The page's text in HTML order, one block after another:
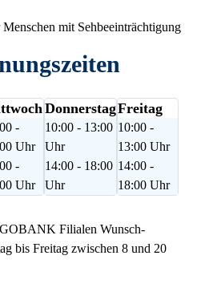
Menschen mit Sehbeeinträchtigung
-
Uhr
-
Uhr
Donnerstag
10:00 - 13:00
Uhr
14:00 - 18:00
Uhr
Freitag
10:00 -
13:00 Uhr
14:00 -
18:00 Uhr
Filialen Wunsch-
bis Freitag zwischen 8 und 20